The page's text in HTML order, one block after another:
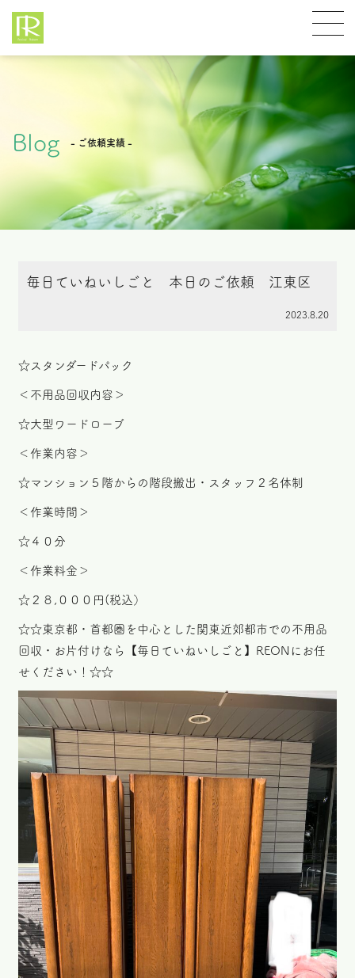
Blog - ご依頼実績 -
毎日ていねいしごと 本日のご依頼 江東区
2023.8.20
☆スタンダードパック
＜不用品回収内容＞
☆大型ワードローブ
＜作業内容＞
☆マンション５階からの階段搬出・スタッフ２名体制
＜作業時間＞
☆４０分
＜作業料金＞
☆２８,０００円(税込）
☆☆東京都・首都圏を中心とした関東近郊都市での不用品
回収・お片付けなら【毎日ていねいしごと】REONにお任
せください！☆☆